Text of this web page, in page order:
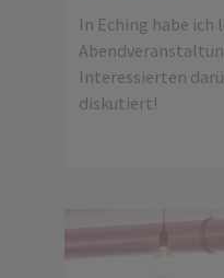
In Eching habe ich
Interessierten
diskutiert!